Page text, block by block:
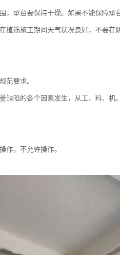
承台要保持干燥。如果不能保障承
植筋施工期间天气状况良好，不要
范要求。
缺陷的各个因素发生，从工、料、
作，不允许操作。